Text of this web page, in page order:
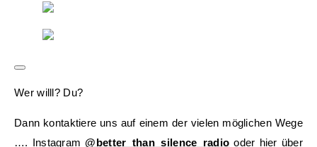
Wer willl? Du?
Dann kontaktiere uns auf einem der vielen möglichen Wege
…. Instagram@better_than_silence_radio oder hier über